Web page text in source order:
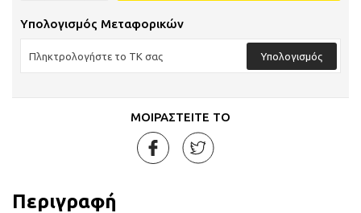
Υπολογισμός Μεταφορικών
Υπολογισμός
ΜΟΙΡΑΣΤΕΙΤΕ ΤΟ
Περιγραφή